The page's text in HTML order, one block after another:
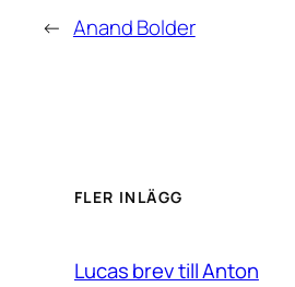
← Anand Bolder
FLER INLÄGG
Lucas brev till Anton